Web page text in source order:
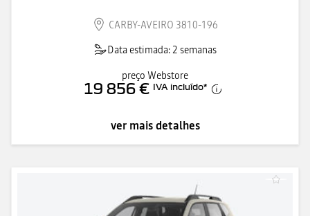
CARBY-AVEIRO 3810-196
Data estimada: 2 semanas
preço Webstore
19 856 € IVA incluído*
ver mais detalhes